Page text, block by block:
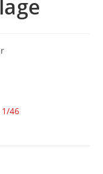
1/46